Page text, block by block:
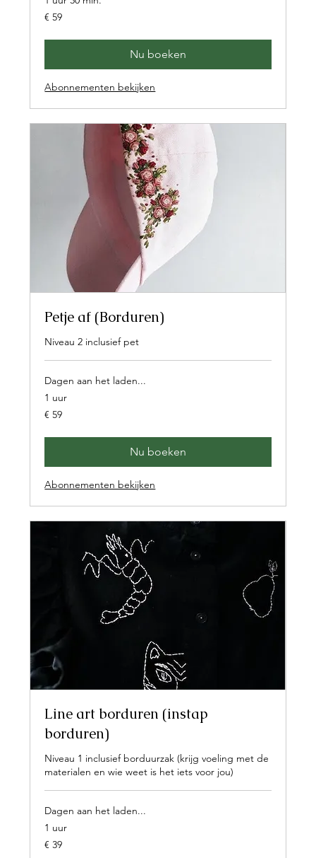
59
euro
€ 59
Nu boeken
Abonnementen bekijken
Petje af (Borduren)
Niveau 2 inclusief pet
Dagen aan het laden...
1 uur
59
euro
€ 59
Nu boeken
Abonnementen bekijken
Line art borduren (instap
borduren)
Niveau 1 inclusief borduurzak (krijg voeling met de
materialen en wie weet is het iets voor jou)
Dagen aan het laden...
1 uur
39
euro
€ 39